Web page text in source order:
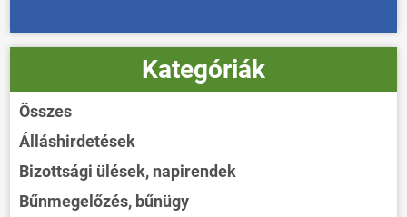
Kategóriák
Összes
Álláshirdetések
Bizottsági ülések, napirendek
Bűnmegelőzés, bűnügy